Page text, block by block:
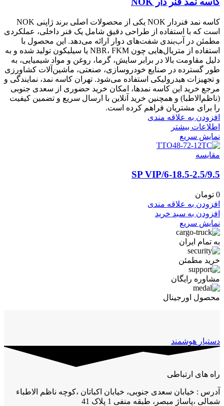
کاسه نمد فنر‌دار NOK یکی از محصولات اصلی برند ژاپنی NOK
است که با استفاده از طراحی دقیق شامل یک فنر داخلی، عملکردی
مطمئن در آب‌بندی شفت‌های دوار ارائه می‌دهد. این محصول با
استفاده از متریال‌هایی چون NBR، FKM یا سیلیکون تولید شده و به
دلیل مقاومت بالا در برابر سایش، گرما، روغن و مواد شیمیایی، به
طور گسترده در صنایع خودروسازی، صنعتی، ماشین‌آلات کشاورزی
و تجهیزات هیدرولیکی استفاده می‌شود. تهران کاسه نمد، نمایندگی و
مرجع خرید این کاسه نمد‌ها، امکان خرید حضوری از سعدی جنوبی
(ناظم‌الاطبا) و همچنین خرید آنلاین با ارسال سریع و تضمین کیفیت
را برای مشتریان فراهم کرده است.
افزودن به علاقه مندی
اطلاعات بیشتر
نمایش سریع
مقايسه
6-18.5-2.5/9.5/SP VIP
0 تومان
افزودن به علاقه مندی
افزودن به سبد خرید
نمایش سریع
به تمام ایران
خرید مطمئن
مشاوره رایگان
محصول اورجینال
دستیار هوشمند
راه های ارتباطی
آدرس : خیابان سعدی جنوبی، خیابان اکباتان ،کوچه ناظم الاطباء
شمالی ،پاساژ مبصر، طبقه منفی 1 پلاک 41